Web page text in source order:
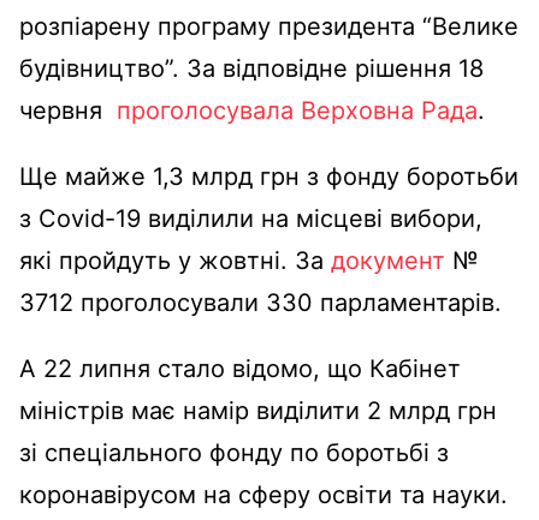
розпіарену програму президента “Велике
будівництво”. За відповідне рішення 18
червня проголосувала Верховна Рада.
Ще майже 1,3 млрд грн з фонду боротьби
з Covid-19 виділили на місцеві вибори,
які пройдуть у жовтні. За документ №
3712 проголосували 330 парламентарів.
А 22 липня стало відомо, що Кабінет
міністрів має намір виділити 2 млрд грн
зі спеціального фонду по боротьбі з
коронавірусом на сферу освіти та науки.